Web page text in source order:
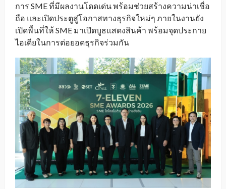
การ SME ที่มีผลงานโดดเด่น พร้อมช่วยสร้างความน่าเชื่อ
ถือ และเปิดประตูสู่โอกาสทางธุรกิจใหม่ๆ ภายในงานยัง
เปิดพื้นที่ให้ SME มาเปิดบูธแสดงสินค้า พร้อมจุดประกาย
ไอเดียในการต่อยอดธุรกิจร่วมกัน